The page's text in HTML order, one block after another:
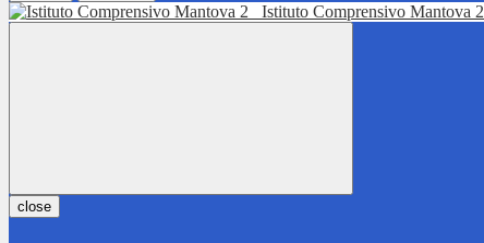
Istituto Comprensivo Mantova 2
close